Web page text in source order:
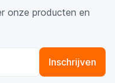
onze producten en
Inschrijven